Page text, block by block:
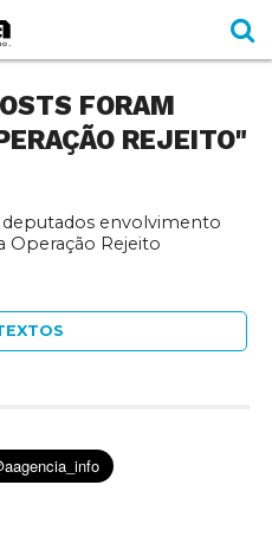
FORAM
REJEITO"
deputados envolvimento
Operação Rejeito